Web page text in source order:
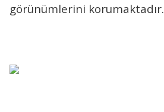
görünümlerini korumaktadır.